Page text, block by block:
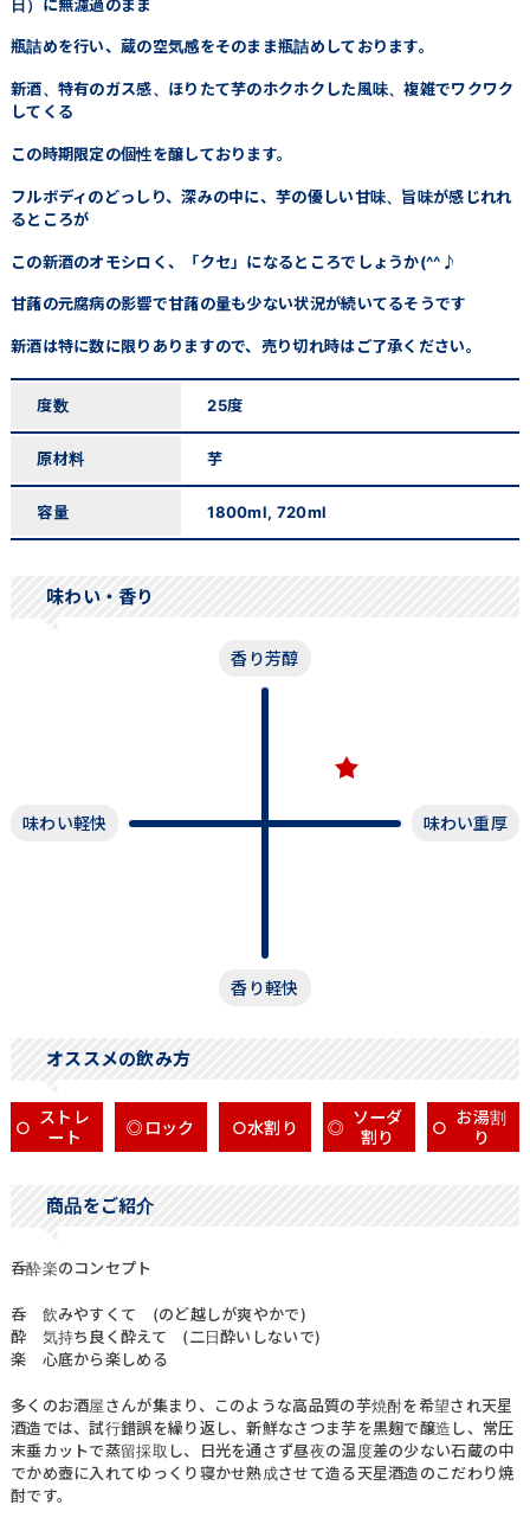
日）に無濾過のまま
瓶詰めを行い、蔵の空気感をそのまま瓶詰めしております。
新酒、特有のガス感、ほりたて芋のホクホクした風味、複雑でワクワク
してくる
この時期限定の個性を醸しております。
フルボディのどっしり、深みの中に、芋の優しい甘味、旨味が感じれれ
るところが
この新酒のオモシロく、「クセ」になるところでしょうか(^^♪
甘藷の元腐病の影響で甘藷の量も少ない状況が続いてるそうです
新酒は特に数に限りありますので、売り切れ時はご了承ください。
度数 25度
原材料 芋
容量 1800ml, 720ml
味わい・香り
香り芳醇
味わい軽快 味わい重厚
香り軽快
オススメの飲み方
○ ストレ
ート
◎ ロック ○水割り ◎ ソーダ
割り
○ お湯割
り
商品をご紹介
呑酔楽のコンセプト
呑 飲みやすくて (のど越しが爽やかで)
酔 気持ち良く酔えて (二日酔いしないで)
楽 心底から楽しめる
多くのお酒屋さんが集まり、このような高品質の芋焼酎を希望され天星
酒造では、試行錯誤を繰り返し、新鮮なさつま芋を黒麹で醸造し、常圧
末垂カットで蒸留採取し、日光を通さず昼夜の温度差の少ない石蔵の中
でかめ壺に入れてゆっくり寝かせ熟成させて造る天星酒造のこだわり焼
酎です。